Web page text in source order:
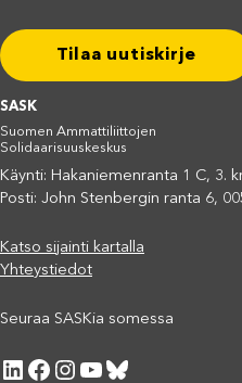
Tilaa uutiskirje
SASK
Suomen Ammattiliittojen
Solidaarisuuskeskus
Käynti: Hakaniemenranta 1 C, 3.
Posti: John Stenbergin ranta 6,
Katso sijainti kartalla
Yhteystiedot
Seuraa SASKia somessa
LinkedIn Facebook Instagram YouTube Bluesky